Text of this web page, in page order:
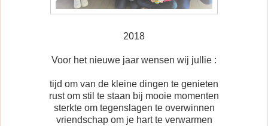
2018
Voor het nieuwe jaar wensen wij jullie :
tijd om van de kleine dingen te genieten
rust om stil te staan bij mooie momenten
sterkte om tegenslagen te overwinnen
vriendschap om je hart te verwarmen